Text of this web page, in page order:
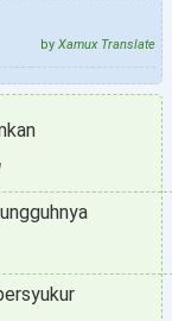
by Xamux Translate